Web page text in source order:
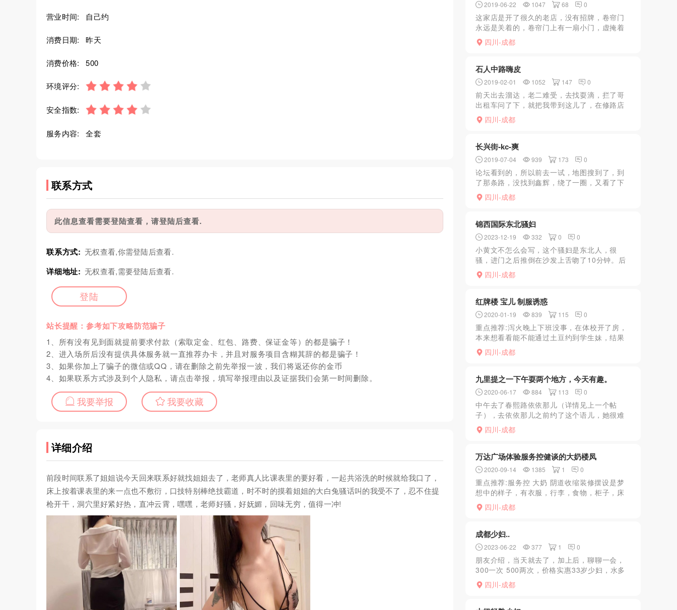
营业时间: 自己约
消费日期: 昨天
消费价格: 500
环境评分:
安全指数:
服务内容: 全套
联系方式
此信息查看需要登陆查看，请登陆后查看.
联系方式: 无权查看,你需登陆后查看.
详细地址: 无权查看,需要登陆后查看.
登陆
站长提醒：参考如下攻略防范骗子
1、所有没有见到面就提前要求付款（索取定金、红包、路费、保证金等）的都是骗子！
2、进入场所后没有提供具体服务就一直推荐办卡，并且对服务项目含糊其辞的都是骗子！
3、如果你加上了骗子的微信或QQ，请在删除之前先举报一波，我们将返还你的金币
4、如果联系方式涉及到个人隐私，请点击举报，填写举报理由以及证据我们会第一时间删除。
我要举报 我要收藏
详细介绍
前段时间联系了姐姐说今天回来联系好就找姐姐去了，老师真人比课表里的要好看，一起共浴洗的时候就给我口了，
床上按着课表里的来一点也不敷衍，口技特别棒绝技霸道，时不时的摸着姐姐的大白兔骚话叫的我受不了，忍不住提
枪开干，洞穴里好紧好热，直冲云霄，嘿嘿，老师好骚，好妩媚，回味无穷，值得一冲!
2019-06-22 1047 68 0
这家店是开了很久的老店，没有招牌，卷帘门
永远是关着的，卷帘门上有一扇小门，虚掩着
露出很小一条缝，不注意看以为没有开门。只
是估计是后台比较硬，不管外面风声多么紧，
四川-成都
石人中路嗨皮
2019-02-01 1052 147 0
前天出去溜达，老二难受，去找耍滴，拦了哥
出租车问了下，就把我带到这儿了，在修路店
有点难找，顺着修路的方向走，看的到，进去
后直接问价格，选了个稍微好看点的，口要150
四川-成都
长兴街-kc-爽
2019-07-04 939 173 0
论坛看到的，所以前去一试，地图搜到了，到
了那条路，没找到鑫辉，绕了一圈，又看了下
地图上的图片，原来是装饰那家换名字了，不
过地图还能搜到，就在地图的位置，有个卷帘
四川-成都
锦西国际东北骚妇
2023-12-19 332 0 0
小黄文不怎么会写，这个骚妇是东北人，很
骚，进门之后推倒在沙发上舌吻了10分钟。后
面就按照流程正常进行，态度挺好的，我选的
是500块90分钟不限次的，奈何身体状态不
四川-成都
红牌楼 宝儿 制服诱惑
2020-01-19 839 115 0
重点推荐:泻火晚上下班没事，在体校开了房，
本来想看看能不能通过土豆约到学生妹，结果
找到的学生妹不是毕业了就是换人了。最后只
有找个楼凤耍一耍，整体感觉还是不错，就是
四川-成都
九里提之一下午耍两个地方，今天有趣。
2020-06-17 884 113 0
中午去了春熙路依依那儿（详情见上一个帖
子），去依依那儿之前约了这个语儿，她很难
约，才去了春熙路，这个语儿基本上都是满
的，回到家洗了澡准备休息，她回消息有位
四川-成都
万达广场体验服务控健谈的大奶楼凤
2020-09-14 1385 1 0
重点推荐:服务控 大奶 阴道收缩装修摆设是梦
想中的样子，有衣服，行李，食物，柜子，床
单都是那种居家格调，妹子是在这里住的，一
想到这里就有种情景代入的真实感。光这一点
四川-成都
成都少妇..
2023-06-22 377 1 0
朋友介绍，当天就去了，加上后，聊聊一会，
300一次 500两次，价格实惠33岁少妇，水多
会夹，到楼下会接你，一看就想上那种少妇，
到地方很会聊天，全程一直说话，然后洗澡一
四川-成都